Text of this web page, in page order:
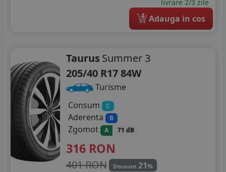
livrare 2/3 zile
4 Adauga in cos
Taurus Summer 3
205/40 R17 84W
Turisme
Consum
C
Aderenta B
Zgomot A 71 dB
316 RON
401 RON Discount 21%